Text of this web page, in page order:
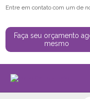
Entre em contato com um de
Faça seu orçamento
mesmo